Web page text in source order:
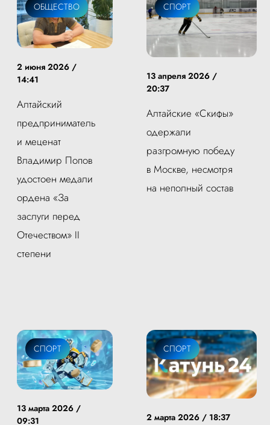
ОБЩЕСТВО
2 июня 2026 /
14:41
Алтайский
предприниматель
и меценат
Владимир Попов
удостоен медали
ордена «За
заслуги перед
Отечеством» II
степени
СПОРТ
13 апреля 2026 /
20:37
Алтайские «Скифы»
одержали
разгромную победу
в Москве, несмотря
на неполный состав
СПОРТ
13 марта 2026 /
09:31
СПОРТ
2 марта 2026 / 18:37